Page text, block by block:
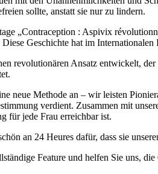
sollte, anstatt sie nur zu lindern.
„Contraception : Aspivix
Geschichte hat im
revolutionären Ansatz entwickelt,
neue Methode an – wir leisten
verdient. Zusammen mit
für jede Frau erreichbar ist.
an 24 Heures dafür, dass sie
Feature und helfen Sie uns,